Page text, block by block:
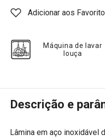
Adicionar aos
Máquina de lavar
louça
Descrição e
Lâmina em aço inoxidável